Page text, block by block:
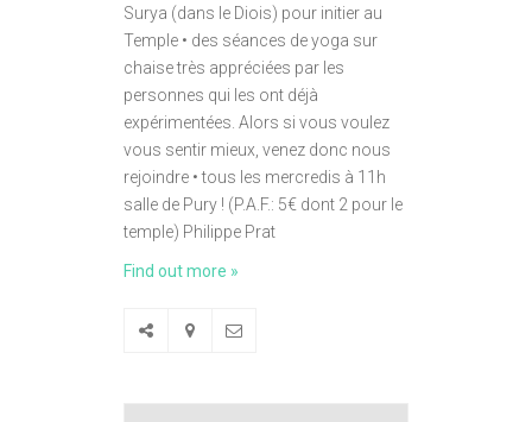
Surya (dans le Diois) pour initier au
Temple • des séances de yoga sur
chaise très appréciées par les
personnes qui les ont déjà
expérimentées. Alors si vous voulez
vous sentir mieux, venez donc nous
rejoindre • tous les mercredis à 11h
salle de Pury ! (P.A.F.: 5€ dont 2 pour le
temple) Philippe Prat
Find out more »